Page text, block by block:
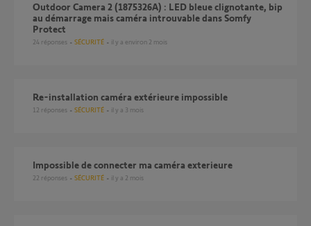
Outdoor Camera 2 (1875326A) : LED bleue clignotante, bip
au démarrage mais caméra introuvable dans Somfy
Protect
24 réponses SÉCURITÉ il y a environ 2 mois
Re-installation caméra extérieure impossible
12 réponses SÉCURITÉ il y a 3 mois
Impossible de connecter ma caméra exterieure
22 réponses SÉCURITÉ il y a 2 mois